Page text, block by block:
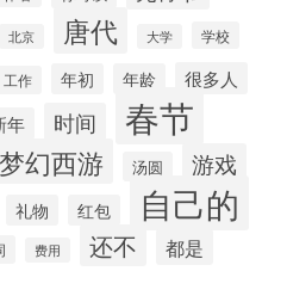
北京 唐代 大学 学校
工作 年初 年龄
很多人
年 时间 春节
梦幻西游 汤圆 游戏
礼物 红包 自己的
费用 还不 都是